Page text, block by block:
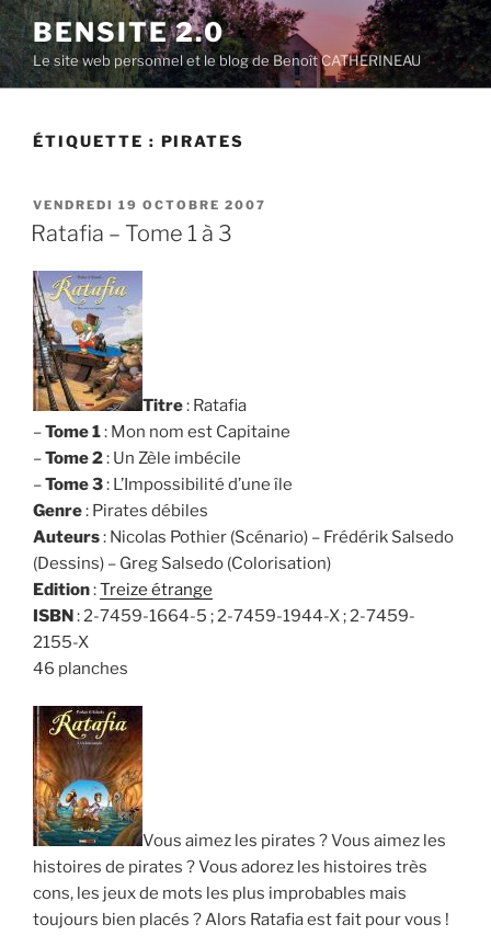
Aller
au
contenu
principal
BENSITE 2.0
Le site web personnel et le blog de Benoît CATHERINEAU
ÉTIQUETTE : PIRATES
PUBLIÉ
LE
VENDREDI 19 OCTOBRE 2007
Ratafia – Tome 1 à 3
Titre: Ratafia
–Tome 1: Mon nom est Capitaine
–Tome 2: Un Zèle imbécile
–Tome 3: L’Impossibilité d’une île
Genre: Pirates débiles
Auteurs: Nicolas Pothier (Scénario) – Frédérik Salsedo
(Dessins) – Greg Salsedo (Colorisation)
Edition:Treize étrange
ISBN: 2-7459-1664-5 ; 2-7459-1944-X ; 2-7459-
2155-X
46 planches
Vous aimez les pirates ? Vous aimez les
histoires de pirates ? Vous adorez les histoires très
cons, les jeux de mots les plus improbables mais
toujours bien placés ? Alors Ratafia est fait pour vous !